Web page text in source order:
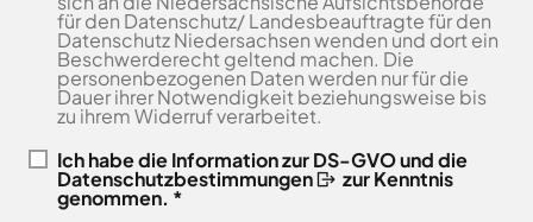
für den Datenschutz/ Landesbeauftragte für den
Datenschutz Niedersachsen wenden und dort ein
Beschwerderecht geltend machen. Die
personenbezogenen Daten werden nur für die
Dauer ihrer Notwendigkeit beziehungsweise bis
zu ihrem Widerruf verarbeitet.
Ich habe dieInformation zur DS-GVO und die
Datenschutzbestimmungen zur Kenntnis
genommen. *
Osnabrücker
Land
Entwicklungsgesellschaft
Planungsgesellschaft
Nahverkehr
Osnabrück
Stiftung
Lauter
Uhr
Samstag
9.30 - 11.30 Uhr
(nur
Zulassungsstelle!)
Außenstellen
der
Kreisverwaltung
Iburg
Bad
Laer
Bad
Rothenfelde
Belm
Bersenbrück